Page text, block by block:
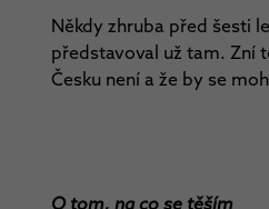
Někdy zhruba před šesti
představoval už tam. Zní
Česku není a že by se
O tom, na co se těším